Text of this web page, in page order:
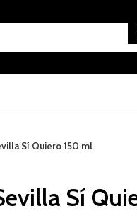
Sí Quiero 150 ml
Sí